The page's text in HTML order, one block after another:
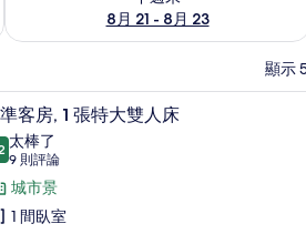
8月 21 - 8月 23
顯示
光布/窗簾、隔音、免費無線上網客房內保險箱
6 客房, 1 張特大雙人床
分，滿分 10 分
太棒了
9 則評論
(9
則
評
城市景
1 間臥室